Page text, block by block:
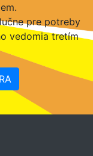
pre potreby
vedomia tretím